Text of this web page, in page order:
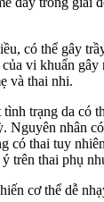
có thể gây
vi khuẩn gây
và thai nhi.
trạng da có
Nguyên nhân
có thai tuy
trên thai phụ
cơ thể dễ